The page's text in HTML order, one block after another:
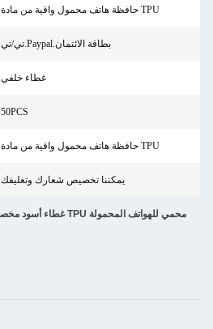
حافظة هاتف محمول واقية من مادة TPU
تي/تي.Paypal.بطاقة الائتمان
غطاء خلفي
50PCS
حافظة هاتف محمول واقية من مادة TPU
يمكننا تخصيص شعارك وتغليفك
غطاء أسود مخصص للآيفون 11 برو ماكس غطاء TPU محمي للهواتف المحمولة